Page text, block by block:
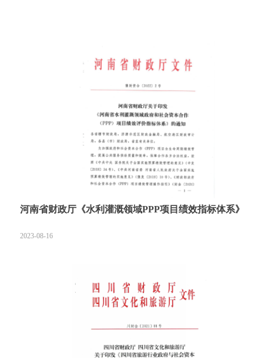
河南省财政厅《水利灌溉领域PPP项目绩效指标体系》
2023-08-16